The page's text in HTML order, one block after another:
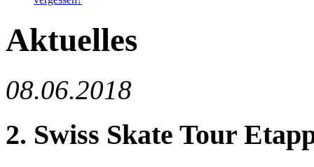
Aktuelles
08.06.2018
2. Swiss Skate Tour